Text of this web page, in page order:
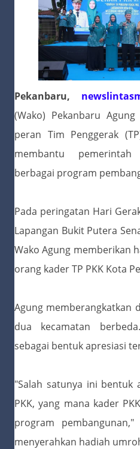
Pekanbaru,
(Wako) Pekanbaru
peran Tim Penggerak
membantu pemerintah
berbagai program
Pada peringatan Hari
Lapangan Bukit Putera
Wako Agung memberikan
orang kader TP PKK Kota
Agung memberangkatkan
dua kecamatan
sebagai bentuk apresiasi
"Salah satunya ini bentuk
PKK, yang mana kader
program
menyerahkan hadiah